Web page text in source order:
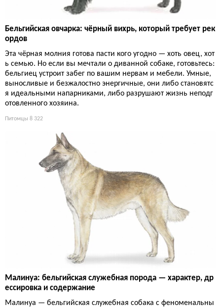
Бельгийская овчарка: чёрный вихрь, который требует рек
ордов
Эта чёрная молния готова пасти кого угодно — хоть овец, хот
ь семью. Но если вы мечтали о диванной собаке, готовьтесь:
бельгиец устроит забег по вашим нервам и мебели. Умные,
выносливые и безжалостно энергичные, они либо становятс
я идеальными напарниками, либо разрушают жизнь неподг
отовленного хозяина.
Питомцы 8 322
Малинуа: бельгийская служебная порода — характер, др
ессировка и содержание
Малинуа — бельгийская служебная собака с феноменальны